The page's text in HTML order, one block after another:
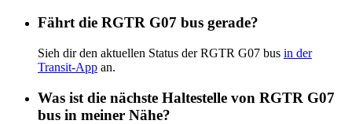
Fährt die RGTR G07 bus gerade?
Sieh dir den aktuellen Status der RGTR G07 bus in der
Transit-App an.
Was ist die nächste Haltestelle von RGTR G07
bus in meiner Nähe?